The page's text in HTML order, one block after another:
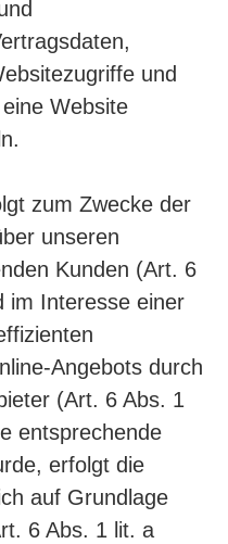
und
Website
zum Zwecke der
unseren
Kunden (Art. 6
im Interesse einer
Angebots durch
(Art. 6 Abs. 1
entsprechende
erfolgt die
auf Grundlage
6 Abs. 1 lit. a